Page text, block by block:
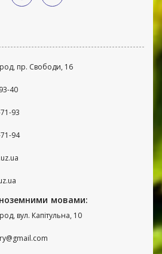
пр. Свободи, 16
40
93
94
мовами:
вул. Капітульна, 10